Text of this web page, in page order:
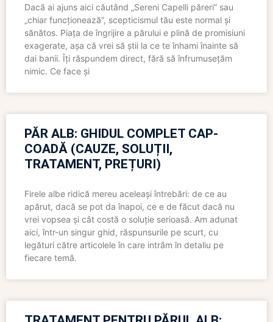
Dacă ai ajuns aici căutând „Sereni Capelli păreri” sau
„chiar funcționează”, scepticismul tău este normal și
sănătos. Piața de îngrijire a părului e plină de promisiuni
exagerate, așa că vrei să știi la ce te înhami înainte să
dai banii. Îți răspundem direct, fără să înfrumusețăm
nimic. Ce face și
PĂR ALB: GHIDUL COMPLET CAP-
COADĂ (CAUZE, SOLUȚII,
TRATAMENT, PREȚURI)
Firele albe ridică mereu aceleași întrebări: de ce au
apărut, dacă se pot da înapoi, ce e de făcut dacă nu
vrei vopsea și cât costă o soluție serioasă. Am adunat
aici, într-un singur ghid, răspunsurile pe scurt, cu
legături către articolele în care intrăm în detaliu pe
fiecare temă.